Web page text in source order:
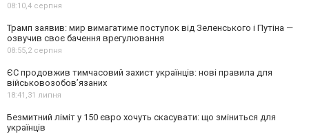
08:10,4 серпня
Трамп заявив: мир вимагатиме поступок від Зеленського і Путіна —
озвучив своє бачення врегулювання
08:55,2 серпня
ЄС продовжив тимчасовий захист українців: нові правила для
військовозобов’язаних
18:41,31 липня
Безмитний ліміт у 150 євро хочуть скасувати: що зміниться для
українців